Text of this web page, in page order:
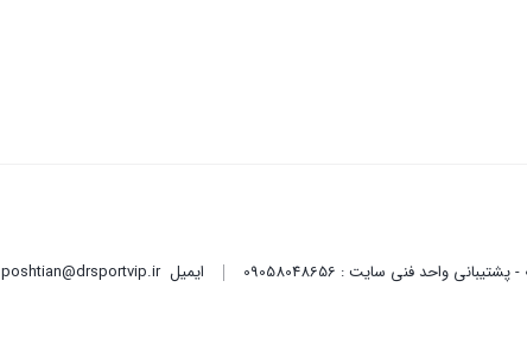
ایمیلposhtian@drsportvip.ir